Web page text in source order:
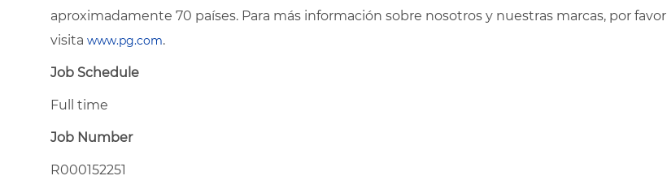
aproximadamente 70 países. Para más información sobre nosotros y nuestras marcas, por favor
visita www.pg.com.
Job Schedule
Full time
Job Number
R000152251